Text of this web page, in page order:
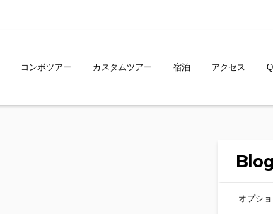
コンボツアー カスタムツアー 宿泊 アクセス
オプシ